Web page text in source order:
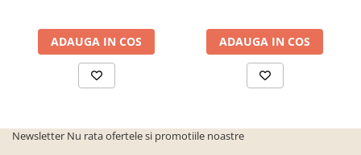
Finisaj
Mat Laminat Melaminat
Stejar sonoma
ADAUGA IN COS ADAUGA IN COS
Newsletter Nu rata ofertele si promotiile noastre